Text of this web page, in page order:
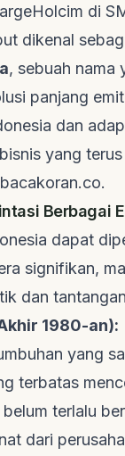
di
dikenal
, sebuah nama
panjang
dan
yang
.
Berbagai
dapat
signifikan,
dan
1980-an):
yang
terbatas
terlalu
dari